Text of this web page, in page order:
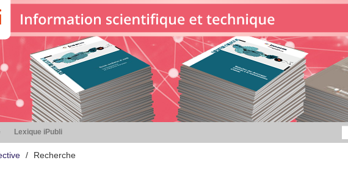
Lexique iPubli
Recherche